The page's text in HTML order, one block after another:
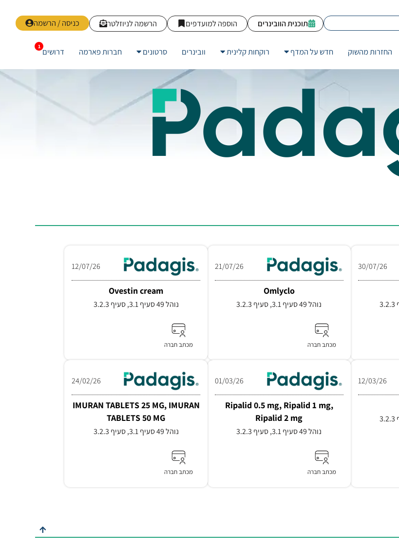
כניסה / הרשמה הרשמה לניוזלטר הוספה למועדפים תוכנית הוובינרים
החזרות מהשוק חדש על המדף רוקחות קלינית וובינרים סרטונים חברות פארמה דרושים
30/07/26
21/07/26
Omlyclo
נוהל 49 סעיף 3.1, סעיף 3.2.3
מכתב חברה
12/07/26
Ovestin cream
נוהל 49 סעיף 3.1, סעיף 3.2.3
מכתב חברה
12/03/26
01/03/26
Ripalid 0.5 mg, Ripalid 1 mg,
Ripalid 2 mg
נוהל 49 סעיף 3.1, סעיף 3.2.3
מכתב חברה
24/02/26
IMURAN TABLETS 25 MG, IMURAN
TABLETS 50 MG
נוהל 49 סעיף 3.1, סעיף 3.2.3
מכתב חברה